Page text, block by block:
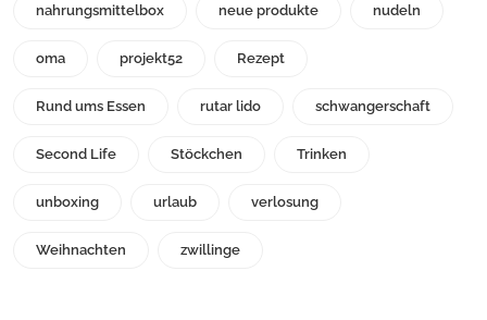
nahrungsmittelbox neue produkte nudeln
oma projekt52 Rezept
Rund ums Essen rutar lido schwangerschaft
Second Life Stöckchen Trinken
unboxing urlaub verlosung
Weihnachten zwillinge